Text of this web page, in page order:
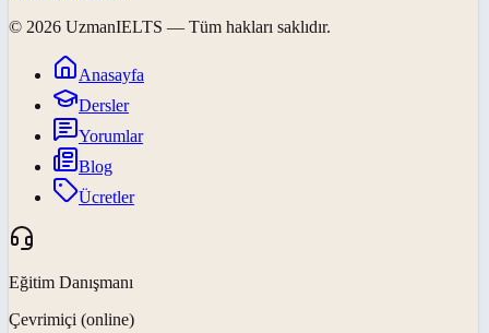
© 2026 UzmanIELTS — Tüm hakları saklıdır.
Anasayfa
Dersler
Yorumlar
Blog
Ücretler
Eğitim Danışmanı
Çevrimiçi (online)